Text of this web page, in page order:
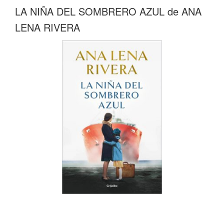
LA NIÑA DEL SOMBRERO AZUL de ANA
LENA RIVERA